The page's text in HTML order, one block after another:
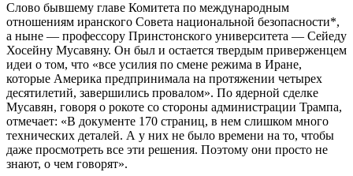
Слово бывшему главе Комитета по международным
отношениям иранского Совета национальной безопасности*,
а ныне — профессору Принстонского университета — Сейеду
Хосейну Мусавяну. Он был и остается твердым приверженцем
идеи о том, что «все усилия по смене режима в Иране,
которые Америка предпринимала на протяжении четырех
десятилетий, завершились провалом». По ядерной сделке
Мусавян, говоря о рокоте со стороны администрации Трампа,
отмечает: «В документе 170 страниц, в нем слишком много
технических деталей. А у них не было времени на то, чтобы
даже просмотреть все эти решения. Поэтому они просто не
знают, о чем говорят».